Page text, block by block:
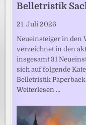
Belletristik
21. Juli 2026
Neueinsteiger in den
verzeichnet in den
insgesamt 31
sich auf folgende
Belletristik
Weiterlesen …